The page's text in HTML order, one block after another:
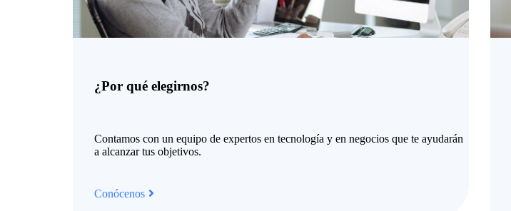
¿Por qué elegirnos?
Contamos con un equipo de expertos en tecnología y en negocios que te ayudarán
a alcanzartus objetivos.
Conócenos